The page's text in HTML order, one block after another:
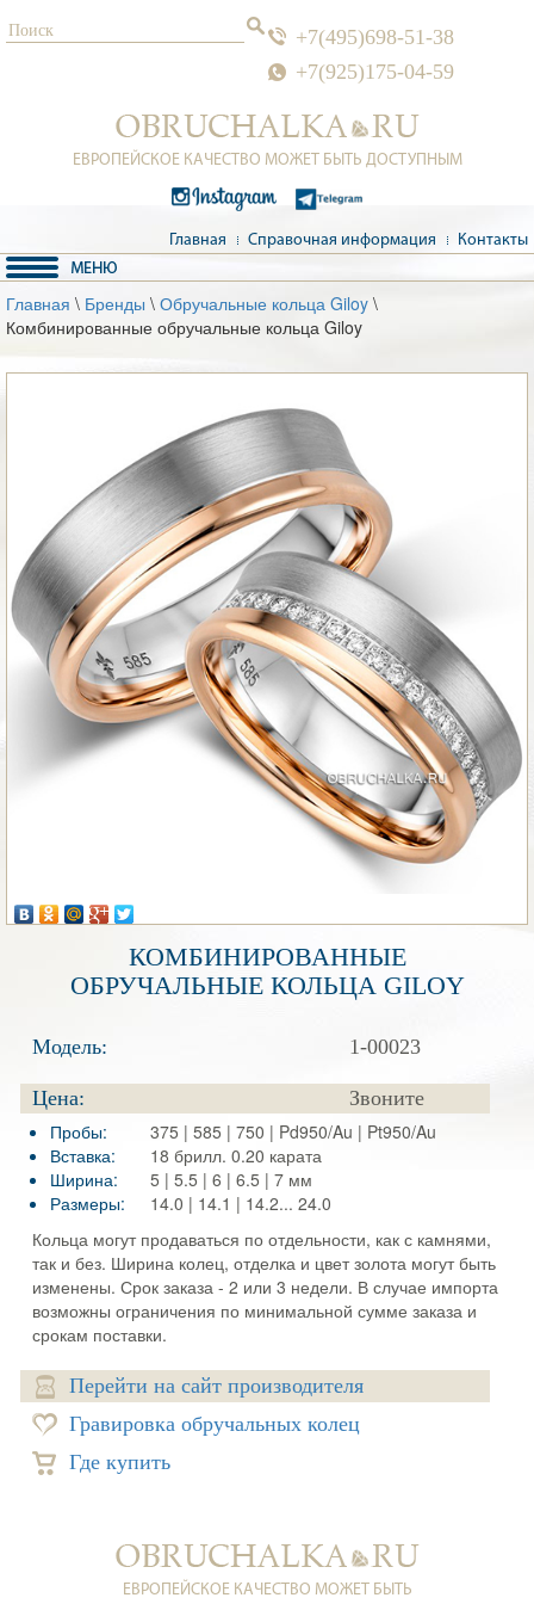
+7(495)698-51-38
+7(925)175-04-59
ЕВРОПЕЙСКОЕ КАЧЕСТВО МОЖЕТ БЫТЬ ДОСТУПНЫМ
Главная Справочная информация Контакты
Главная \ Бренды \ Обручальные кольца Giloy \
Комбинированные обручальные кольца Giloy
КОМБИНИРОВАННЫЕ
ОБРУЧАЛЬНЫЕ КОЛЬЦА GILOY
Модель: 1-00023
Цена:
Звоните
Пробы:
375 | 585 | 750 | Pd950/Au | Pt950/Au
Вставка:
18 брилл. 0.20 карата
Ширина:
5 | 5.5 | 6 | 6.5 | 7 мм
Размеры:
14.0 | 14.1 | 14.2... 24.0
Кольца могут продаваться по отдельности, как с камнями,
так и без. Ширина колец, отделка и цвет золота могут быть
изменены. Срок заказа - 2 или 3 недели. В случае импорта
возможны ограничения по минимальной сумме заказа и
срокам поставки.
Перейти на сайт производителя
Гравировка обручальных колец
Где купить
ЕВРОПЕЙСКОЕ КАЧЕСТВО МОЖЕТ БЫТЬ